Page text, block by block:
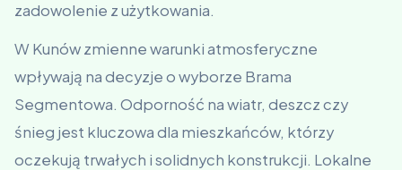
zadowolenie z użytkowania.
W Kunów zmienne warunki atmosferyczne
wpływają na decyzje o wyborze Brama
Segmentowa. Odporność na wiatr, deszcz czy
śnieg jest kluczowa dla mieszkańców, którzy
oczekują trwałych i solidnych konstrukcji. Lokalne